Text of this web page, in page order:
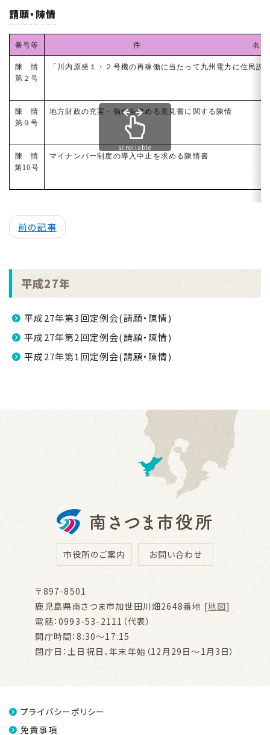
請願・陳情
番号等 件 名
陳 情
第２号
「川内原発１・２号機の再稼働に当たって九州電力に住民説
陳 情
第９号
地方財政の充実・強化を求める意見書に関する陳情
陳 情
第10号
マイナンバー制度の導入中止を求める陳情書
scrollable
前の記事
平成27年
平成27年第3回定例会(請願・陳情)
平成27年第2回定例会(請願・陳情)
平成27年第1回定例会(請願・陳情)
市役所のご案内 お問い合わせ
〒897-8501
鹿児島県南さつま市加世田川畑2648番地 [地図]
電話：0993-53-2111（代表）
開庁時間：8:30～17:15
閉庁日：土日祝日、年末年始（12月29日～1月3日）
プライバシーポリシー
免責事項